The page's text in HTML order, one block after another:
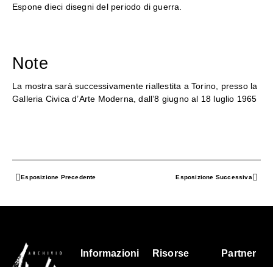
Espone dieci disegni del periodo di guerra.
Note
La mostra sarà successivamente riallestita a Torino, presso la
Galleria Civica d’Arte Moderna, dall’8 giugno al 18 luglio 1965
Esposizione Precedente Esposizione Successiva
Informazioni Risorse Partner